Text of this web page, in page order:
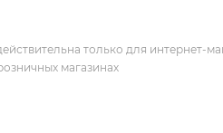
только для интернет-
магазинах